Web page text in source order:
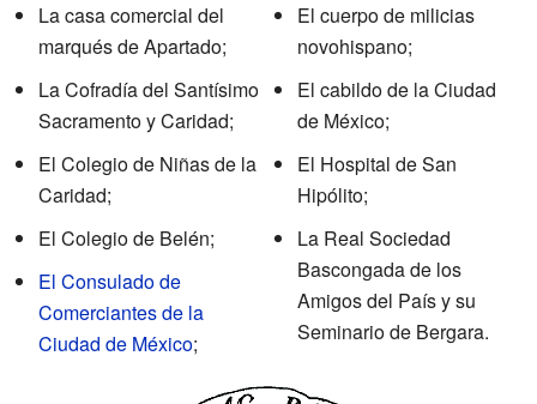
La casa comercial del
marqués de Apartado;
La Cofradía del Santísimo
Sacramento y Caridad;
El Colegio de Niñas de la
Caridad;
El Colegio de Belén;
El Consulado de
Comerciantes de la
Ciudad de México;
El cuerpo de milicias
novohispano;
El cabildo de la Ciudad
de México;
El Hospital de San
Hipólito;
La Real Sociedad
Bascongada de los
Amigos del País y su
Seminario de Bergara.